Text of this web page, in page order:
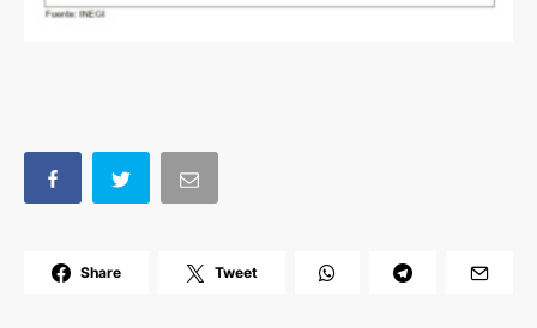
Share Tweet